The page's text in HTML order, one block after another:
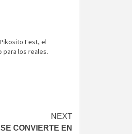
Fest, el
para los reales.
NEXT
CONVIERTE EN